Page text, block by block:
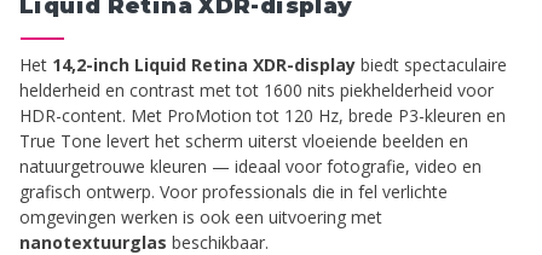
Liquid Retina XDR-display
Het 14,2-inch Liquid Retina XDR-display biedt spectaculaire
helderheid en contrast met tot 1600 nits piekhelderheid voor
HDR-content. Met ProMotion tot 120 Hz, brede P3-kleuren en
True Tone levert het scherm uiterst vloeiende beelden en
natuurgetrouwe kleuren — ideaal voor fotografie, video en
grafisch ontwerp. Voor professionals die in fel verlichte
omgevingen werken is ook een uitvoering met
nanotextuurglas beschikbaar.